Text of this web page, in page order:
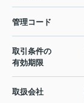
管理コード
取引条件の
有効期限
取扱会社